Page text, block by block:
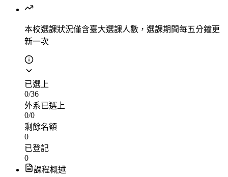
本校選課狀況僅含臺大選課人數，選課期間每五分鐘更
新一次
已選上
0/36
外系已選上
0/0
剩餘名額
0
已登記
0
課程概述